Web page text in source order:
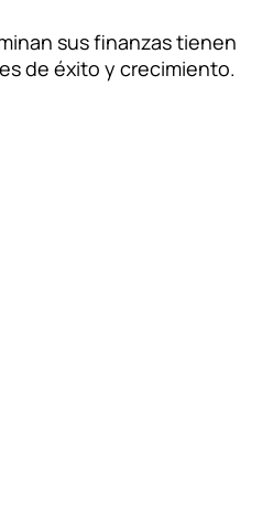
sus finanzas tienen
de éxito y crecimiento.